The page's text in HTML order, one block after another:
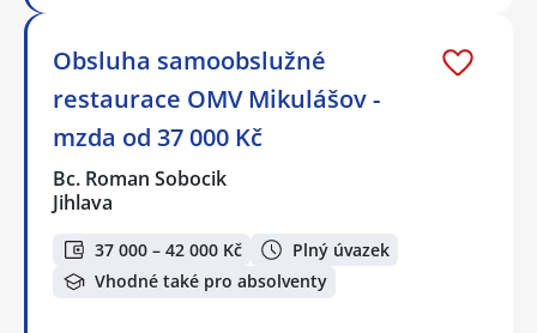
Obsluha samoobslužné
restaurace OMV Mikulášov -
mzda od 37 000 Kč
Bc. Roman Sobocik
Jihlava
37 000 – 42 000 Kč
Plný úvazek
Vhodné také pro absolventy